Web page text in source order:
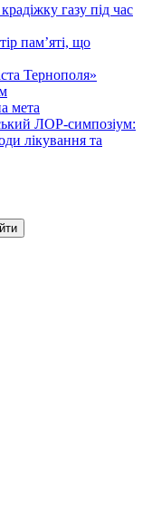
газу під час
пам’яті, що
Тернополя»
мета
ЛОР-симпозіум:
лікування та